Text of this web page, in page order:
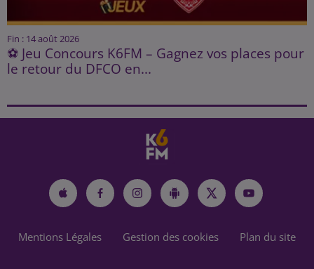
Fin : 14 août 2026
⚽ Jeu Concours K6FM – Gagnez vos places pour
le retour du DFCO en...
Mentions Légales Gestion des cookies Plan du site